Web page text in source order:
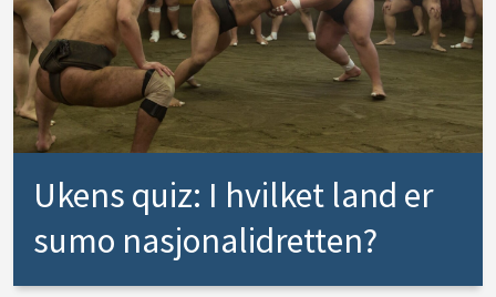
Ukens quiz: I hvilket land er
sumo nasjonalidretten?